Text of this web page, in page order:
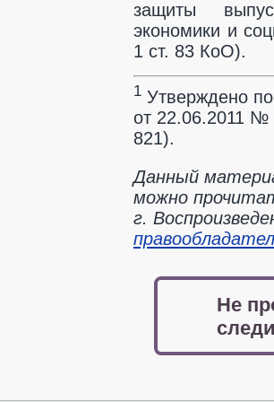
защиты
экономики и
1 ст. 83 КоО).
1 Утверждено
от 22.06.2011
821).
Данный
можно
г.
Не